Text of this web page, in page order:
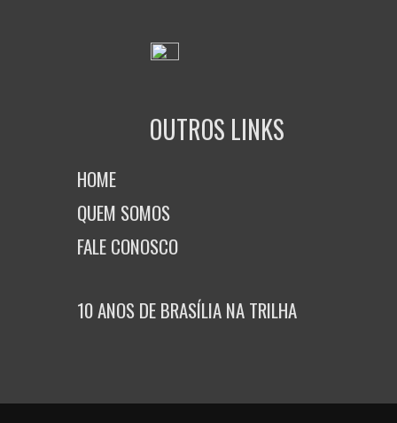
OUTROS LINKS
HOME
QUEM SOMOS
FALE CONOSCO
10 ANOS DE BRASÍLIA NA TRILHA